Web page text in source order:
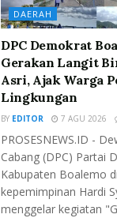
DAERAH
DPC Demokrat
Gerakan Langit
Asri, Ajak Warga
Lingkungan
BY EDITOR 7 AGU 2026
PROSESNEWS.ID -
Cabang (DPC) Partai
Kabupaten Boalemo
kepemimpinan Hardi
menggelar kegiatan